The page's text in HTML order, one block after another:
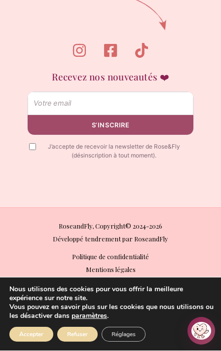
Recevez nos nouveautés ❤️
Email
S’INSCRIRE
J’accepte de recevoir la newsletter de Rose&Fly
(désinscription à tout moment).
RoseandFly, Copyright© 2024-2026
Développé tendrement par RoseandFly
Politique de confidentialité
Mentions légales
Conditions Générales d’Utilisation (CGU)
Politique de retours
Paiements acceptés
Nous utilisons des cookies pour vous offrir la meilleure
expérience sur notre site.
Vous pouvez en savoir plus sur les cookies que nous utilisons ou
les désactiver dans paramètres.
Accepter Refuser Réglages